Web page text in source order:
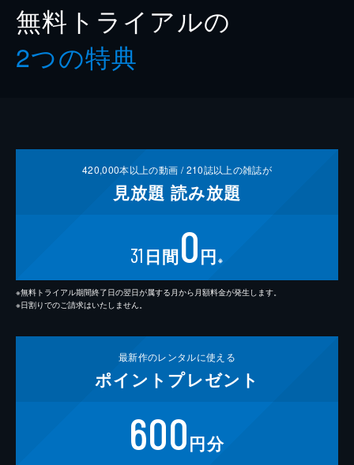
無料トライアルの
2つの特典
420,000本以上の動画 /210誌以上の雑誌が
見放題 読み放題
31 日間0円 ※
※無料トライアル期間終了日の翌日が属する月から月額料金が発生します。
※日割りでのご請求はいたしません。
最新作のレンタルに使える
ポイント プレゼント
600円分